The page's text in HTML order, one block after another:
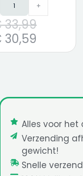
+
33,99
30,59
Alles voor
Verzending
gewicht!
Snelle